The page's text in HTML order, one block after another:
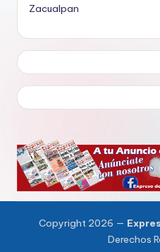
Zacualpan
Copyright 2026 —
Derechos